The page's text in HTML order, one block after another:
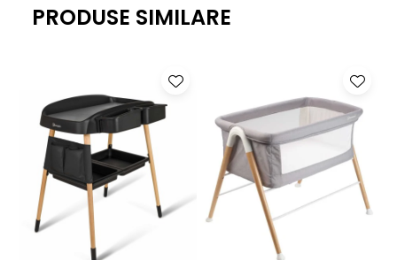
cu manutele in interior.
PRODUSE SIMILARE